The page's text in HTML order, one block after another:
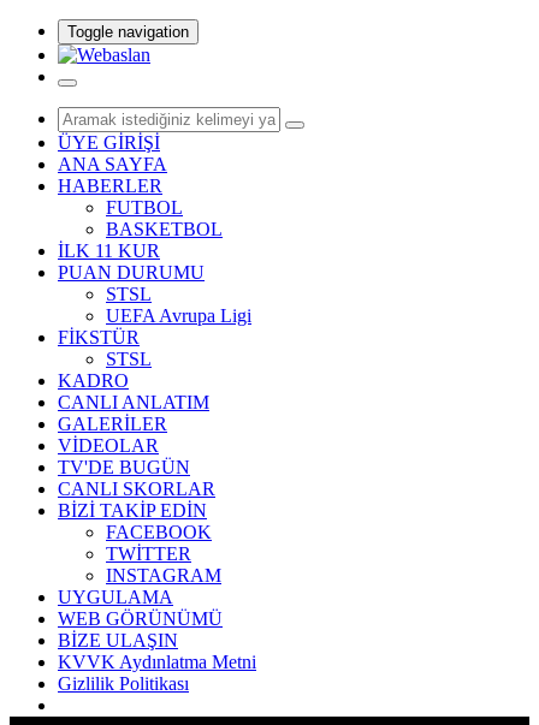
Toggle navigation
ÜYE GİRİŞİ
ANA SAYFA
HABERLER
FUTBOL
BASKETBOL
İLK 11 KUR
PUAN DURUMU
STSL
UEFA Avrupa Ligi
FİKSTÜR
STSL
KADRO
CANLI ANLATIM
GALERİLER
VİDEOLAR
TV'DE BUGÜN
CANLI SKORLAR
BİZİ TAKİP EDİN
FACEBOOK
TWİTTER
INSTAGRAM
UYGULAMA
WEB GÖRÜNÜMÜ
BİZE ULAŞIN
KVVK Aydınlatma Metni
Gizlilik Politikası